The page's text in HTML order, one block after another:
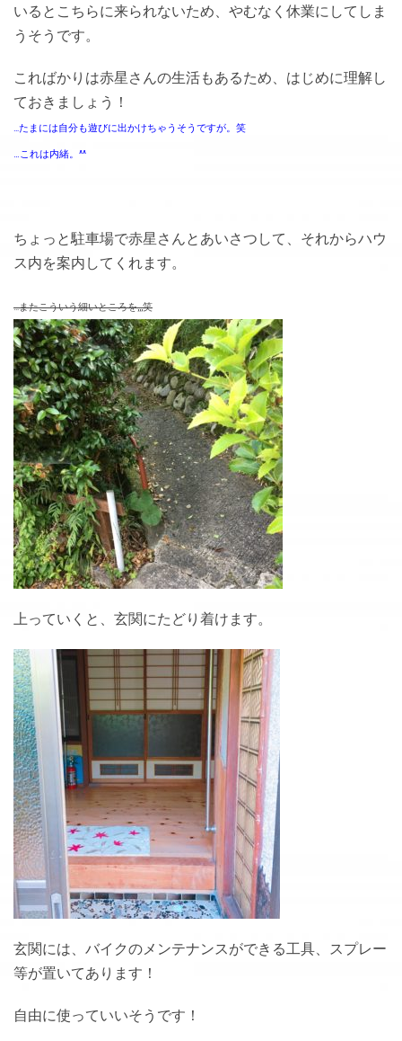
いるとこちらに来られないため、やむなく休業にしてしま
うそうです。
こればかりは赤星さんの生活もあるため、はじめに理解し
ておきましょう！
…たまには自分も遊びに出かけちゃうそうですが。笑
…これは内緒。^^
ちょっと駐車場で赤星さんとあいさつして、それからハウ
ス内を案内してくれます。
…またこういう細いところを,,,笑
上っていくと、玄関にたどり着けます。
玄関には、バイクのメンテナンスができる工具、スプレー
等が置いてあります！
自由に使っていいそうです！